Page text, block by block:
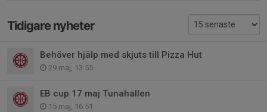
Tidigare nyheter
Behöver hjälp med skjuts till Pizza Hut
29 maj, 13:55
EB cup 17 maj Tunahallen
15 maj, 16:51